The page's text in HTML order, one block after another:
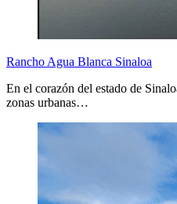
Rancho Agua Blanca Sinaloa
En el corazón del estado de
zonas urbanas…